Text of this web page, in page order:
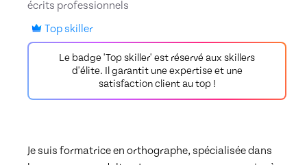
écrits professionnels
Top skiller
Le badge 'Top skiller' est réservé aux skillers
d'élite. Il garantit une expertise et une
satisfaction client au top !
Je suis formatrice en orthographe, spécialisée dans